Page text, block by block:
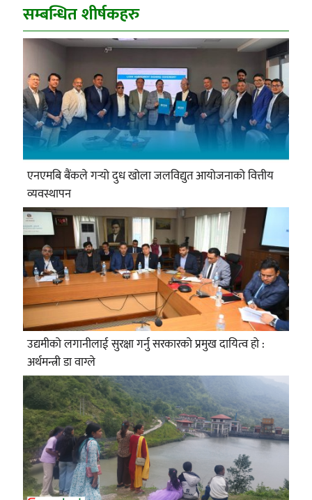
सम्बन्धित शीर्षकहरु
एनएमबि बैंकले गर्‍यो दुध खोला जलविद्युत आयोजनाको वित्तीय
व्यवस्थापन
उद्यमीको लगानीलाई सुरक्षा गर्नु सरकारको प्रमुख दायित्व हो :
अर्थमन्त्री डा वाग्ले